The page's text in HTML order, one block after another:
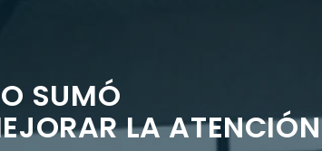
SUMÓ
LA ATENCIÓN